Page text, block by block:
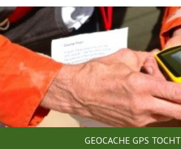
GEOCACHE GPS TOCHT